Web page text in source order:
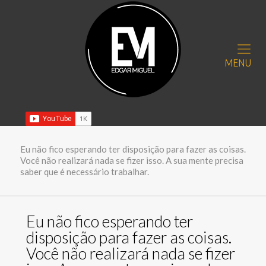
MENU
Eu não fico esperando ter disposição para fazer as coisas.
Você não realizará nada se fizer isso. A sua mente precisa
saber que é necessário trabalhar.
Eu não fico esperando ter
disposição para fazer as coisas.
Você não realizará nada se fizer